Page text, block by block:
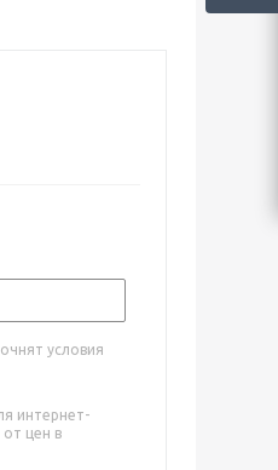
условия
интернет-
цен в